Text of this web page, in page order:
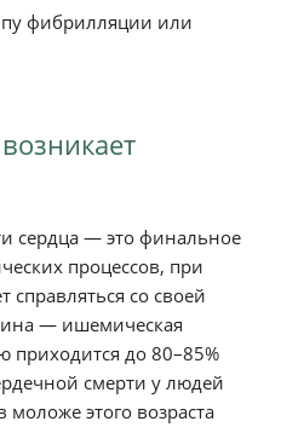
фибрилляции или
сердца — это финальное
процессов, при
справляться со своей
— ишемическая
приходится до 80–85%
смерти у людей
моложе этого возраста